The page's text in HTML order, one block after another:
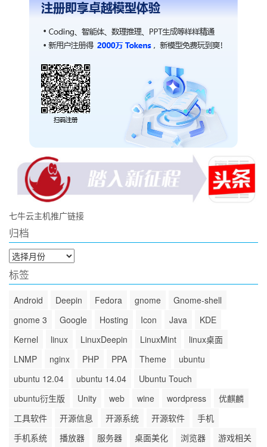
七牛云主机推广链接
归档
归
档
标签
Android Deepin Fedora gnome
Gnome-shell
gnome 3
Google Hosting Icon Java
KDE
Kernel
linux LinuxDeepin LinuxMint
linux桌面
LNMP
nginx PHP PPA Theme
ubuntu
ubuntu 12.04
ubuntu 14.04
Ubuntu Touch
ubuntu衍生版
Unity web wine wordpress
优麒麟
工具软件
开源信息 开源系统 开源软件
手机
手机系统
播放器 服务器 桌面美化 浏览器 游戏相关